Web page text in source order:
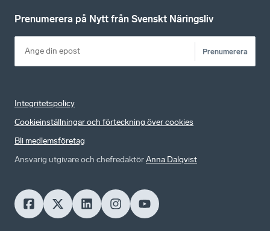
Prenumerera på Nytt från Svenskt Näringsliv
Prenumerera
Integritetspolicy
Cookieinställningar och förteckning över cookies
Bli medlemsföretag
Ansvarig utgivare och chefredaktörAnna Dalqvist